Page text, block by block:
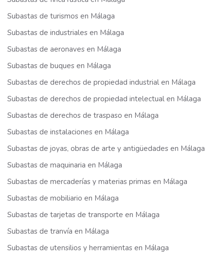
Subastas de turismos en Málaga
Subastas de industriales en Málaga
Subastas de aeronaves en Málaga
Subastas de buques en Málaga
Subastas de derechos de propiedad industrial en Málaga
Subastas de derechos de propiedad intelectual en Málaga
Subastas de derechos de traspaso en Málaga
Subastas de instalaciones en Málaga
Subastas de joyas, obras de arte y antigüedades en Málaga
Subastas de maquinaria en Málaga
Subastas de mercaderías y materias primas en Málaga
Subastas de mobiliario en Málaga
Subastas de tarjetas de transporte en Málaga
Subastas de tranvía en Málaga
Subastas de utensilios y herramientas en Málaga